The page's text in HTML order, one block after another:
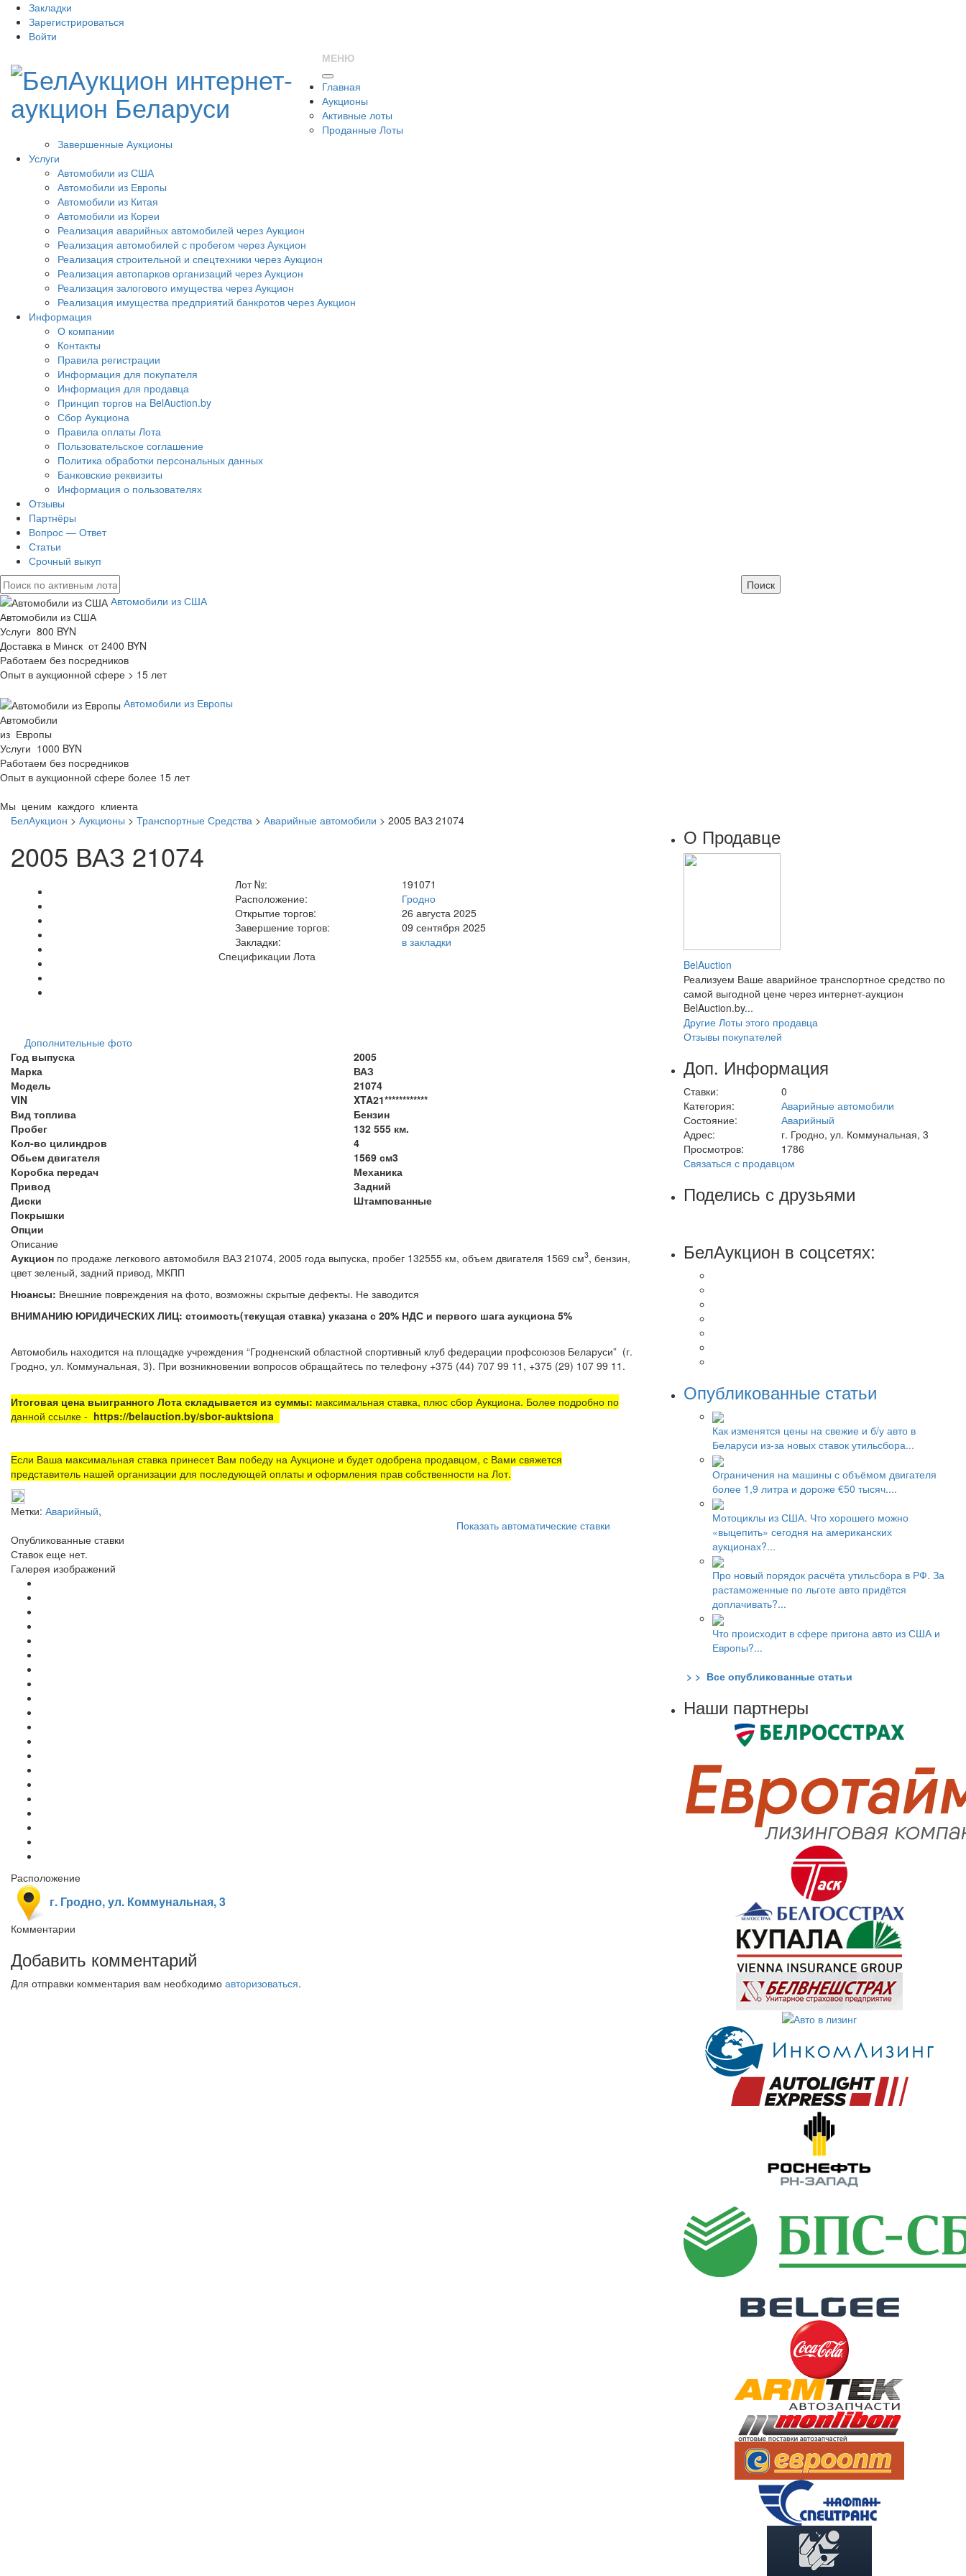
Закладки
Зарегистрироваться
Войти
МЕНЮ
Главная
Аукционы
Активные лоты
Проданные Лоты
Завершенные Аукционы
Услуги
Автомобили из США
Автомобили из Европы
Автомобили из Китая
Автомобили из Кореи
Реализация аварийных автомобилей через Аукцион
Реализация автомобилей с пробегом через Аукцион
Реализация строительной и спецтехники через Аукцион
Реализация автопарков организаций через Аукцион
Реализация залогового имущества через Аукцион
Реализация имущества предприятий банкротов через Аукцион
Информация
О компании
Контакты
Правила регистрации
Информация для покупателя
Информация для продавца
Принцип торгов на BelAuction.by
Сбор Аукциона
Правила оплаты Лота
Пользовательское соглашение
Политика обработки персональных данных
Банковские реквизиты
Информация о пользователях
Отзывы
Партнёры
Вопрос — Ответ
Статьи
Срочный выкуп
Автомобили из США
Автомобили из США
Услуги 800 BYN
Доставка в Минск от 2400 BYN
Работаем без посредников
Опыт в аукционной сфере > 15 лет
Автомобили из Европы
Автомобили
из Европы
Услуги 1000 BYN
Работаем без посредников
Опыт в аукционной сфере более 15 лет
Мы ценим каждого клиента
БелАукцион > Аукционы > Транспортные Средства > Аварийные автомобили > 2005 ВАЗ 21074
2005 ВАЗ 21074
Дополнительные фото
Лот №:
191071
Расположение:
Гродно
Открытие торгов:
26 августа 2025
Завершение торгов:
09 сентября 2025
Закладки:
в закладки
Спецификации Лота
Год выпуска
2005
Марка
ВАЗ
Модель
21074
VIN
XTA21************
Вид топлива
Бензин
Пробег
132 555 км.
Кол-во цилиндров
4
Обьем двигателя
1569 см3
Коробка передач
Механика
Привод
Задний
Диски
Штампованные
Покрышки
Опции
Описание
Аукцион по продаже легкового автомобиля ВАЗ 21074, 2005 года выпуска, пробег 132555 км, объем двигателя 1569 см3, бензин,
цвет зеленый, задний привод, МКПП
Нюансы: Внешние повреждения на фото, возможны скрытые дефекты. Не заводится
ВНИМАНИЮ ЮРИДИЧЕСКИХ ЛИЦ: стоимость(текущая ставка) указана с 20% НДС и первого шага аукциона 5%
Автомобиль находится на площадке учреждения “Гродненский областной спортивный клуб федерации профсоюзов Беларуси” (г.
Гродно, ул. Коммунальная, 3). При возникновении вопросов обращайтесь по телефону +375 (44) 707 99 11, +375 (29) 107 99 11.
Итоговая цена выигранного Лота складывается из суммы: максимальная ставка, плюс сбор Аукциона. Более подробно по
данной ссылке - https://belauction.by/sbor-auktsiona
Если Ваша максимальная ставка принесет Вам победу на Аукционе и будет одобрена продавцом, с Вами свяжется
представитель нашей организации для последующей оплаты и оформления прав собственности на Лот.
Метки: Аварийный,
Показать автоматические ставки
Опубликованные ставки
Ставок еще нет.
Галерея изображений
Расположение
г. Гродно, ул. Коммунальная, 3
Комментарии
Добавить комментарий
Для отправки комментария вам необходимо авторизоваться.
О Продавце
BelAuction
Реализуем Ваше аварийное транспортное средство по
самой выгодной цене через интернет-аукцион
BelAuction.by...
Другие Лоты этого продавца
Отзывы покупателей
Доп. Информация
Ставки:
0
Категория:
Аварийные автомобили
Состояние:
Аварийный
Адрес:
г. Гродно, ул. Коммунальная, 3
Просмотров:
1786
Связаться с продавцом
Поделись с друзьями
БелАукцион в соцсетях:
Опубликованные статьи
Как изменятся цены на свежие и б/у авто в
Беларуси из-за новых ставок утильсбора...
Ограничения на машины с объёмом двигателя
более 1,9 литра и дороже €50 тысяч....
Мотоциклы из США. Что хорошего можно
«выцепить» сегодня на американских
аукционах?...
Про новый порядок расчёта утильсбора в РФ. За
растаможенные по льготе авто придётся
доплачивать?...
Что происходит в сфере пригона авто из США и
Европы?...
> > Все опубликованные статьи
Наши партнеры